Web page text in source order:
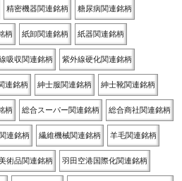
精密機器関連銘柄 糖尿病関連銘柄
柄 紙卸関連銘柄 紙器関連銘柄
吸収関連銘柄 紫外線硬化関連銘柄
連銘柄 紳士服関連銘柄 紳士靴関連銘柄
柄 総合スーパー関連銘柄 総合商社関連銘柄
連銘柄 繊維機械関連銘柄 羊毛関連銘柄
術品関連銘柄 羽田空港国際化関連銘柄